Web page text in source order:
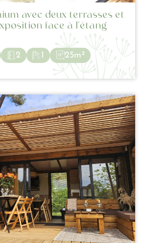
avec deux terrasses et
face à l’étang
2 1 25m²